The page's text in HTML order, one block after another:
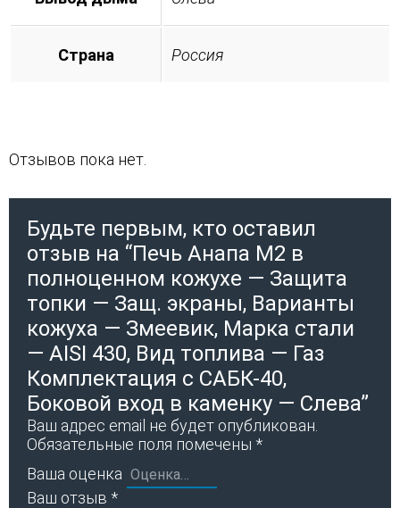
Страна Россия
Отзывов пока нет.
Будьте первым, кто оставил
отзыв на “Печь Анапа М2 в
полноценном кожухе — Защита
топки — Защ. экраны, Варианты
кожуха — Змеевик, Марка стали
— AISI 430, Вид топлива — Газ
Комплектация с САБК-40,
Боковой вход в каменку — Слева”
Ваш адрес email не будет опубликован.
Обязательные поля помечены *
Ваша оценка
Ваш отзыв *